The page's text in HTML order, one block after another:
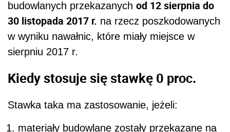
budowlanych przekazanych od 12 sierpnia do
30 listopada 2017 r. na rzecz poszkodowanych
w wyniku nawałnic, które miały miejsce w
sierpniu 2017 r.
Kiedy stosuje się stawkę 0 proc.
Stawka taka ma zastosowanie, jeżeli:
materiały budowlane zostały przekazane na